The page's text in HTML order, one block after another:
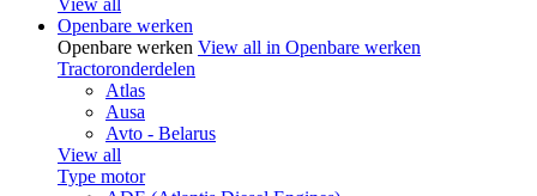
View all
Openbare werken
Openbare werken View all in Openbare werken
Tractoronderdelen
Atlas
Ausa
Avto - Belarus
View all
Type motor